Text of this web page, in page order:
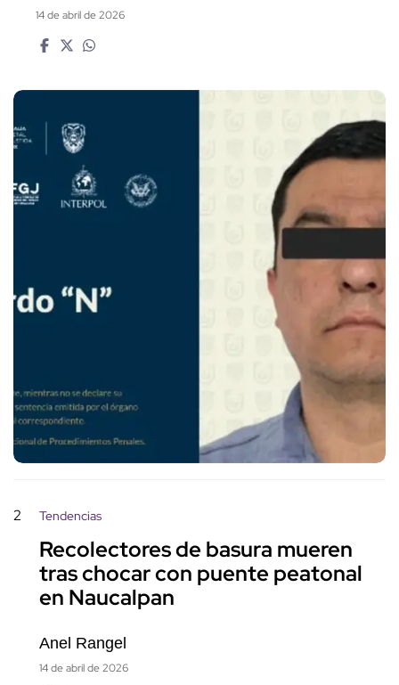
14 de abril de 2026
2 Tendencias
Recolectores de basura mueren
tras chocar con puente peatonal
en Naucalpan
Anel Rangel
14 de abril de 2026